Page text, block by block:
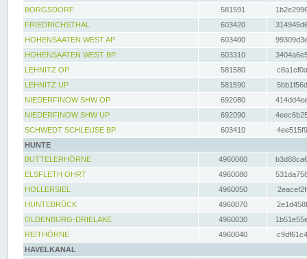
BORGSDORF
581591
FRIEDRICHSTHAL
603420
HOHENSAATEN WEST AP
603400
HOHENSAATEN WEST BP
603310
LEHNITZ OP
581580
LEHNITZ UP
581590
NIEDERFINOW SHW OP
692080
NIEDERFINOW SHW UP
692090
SCHWEDT SCHLEUSE BP
603410
HUNTE
BUTTELERHÖRNE
4960060
ELSFLETH OHRT
4960080
HOLLERSIEL
4960050
HUNTEBRÜCK
4960070
OLDENBURG-DRIELAKE
4960030
REITHÖRNE
4960040
HAVELKANAL